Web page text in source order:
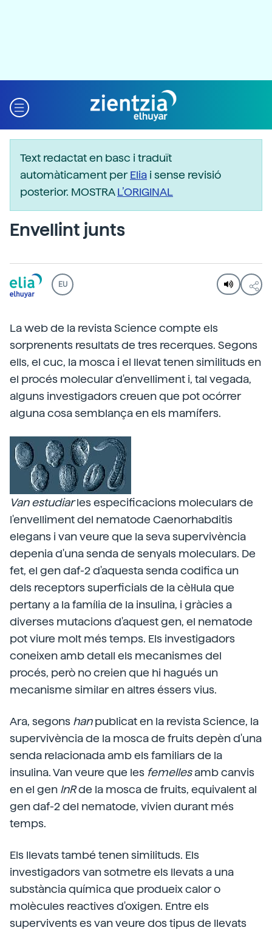
Text redactat en basc i traduït
automàticament perElia i sense revisió
posterior. MOSTRAL’ORIGINAL
Envellint junts
EU
La web de la revista Science compte els
sorprenents resultats de tres recerques. Segons
ells, el cuc, la mosca i el llevat tenen similituds en
el procés molecular d'envelliment i, tal vegada,
alguns investigadors creuen que pot ocórrer
alguna cosa semblança en els mamífers.
Van estudiarles especificacions moleculars de
l'envelliment del nematode Caenorhabditis
elegans i van veure que la seva supervivència
depenia d'una senda de senyals moleculars. De
fet, el gen daf-2 d'aquesta senda codifica un
dels receptors superficials de la cèl·lula que
pertany a la família de la insulina, i gràcies a
diverses mutacions d'aquest gen, el nematode
pot viure molt més temps. Els investigadors
coneixen amb detall els mecanismes del
procés, però no creien que hi hagués un
mecanisme similar en altres éssers vius.
Ara, segons hanpublicat en la revista Science, la
supervivència de la mosca de fruits depèn d'una
senda relacionada amb els familiars de la
insulina. Van veure que les femellesamb canvis
en el gen InRde la mosca de fruits, equivalent al
gen daf-2 del nematode, vivien durant més
temps.
Els llevats també tenen similituds. Els
investigadors van sotmetre els llevats a una
substància química que produeix calor o
molècules reactives d'oxigen. Entre els
supervivents es van veure dos tipus de llevats